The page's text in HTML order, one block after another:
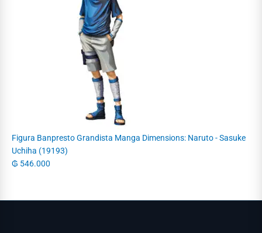
Figura Banpresto Grandista Manga Dimensions: Naruto - Sasuke
Uchiha (19193)
₲ 546.000